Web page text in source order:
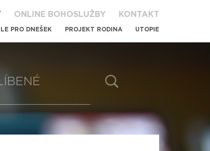
ONLINE BOHOSLUŽBY KONTAKT
PRO DNEŠEK PROJEKT RODINA UTOPIE